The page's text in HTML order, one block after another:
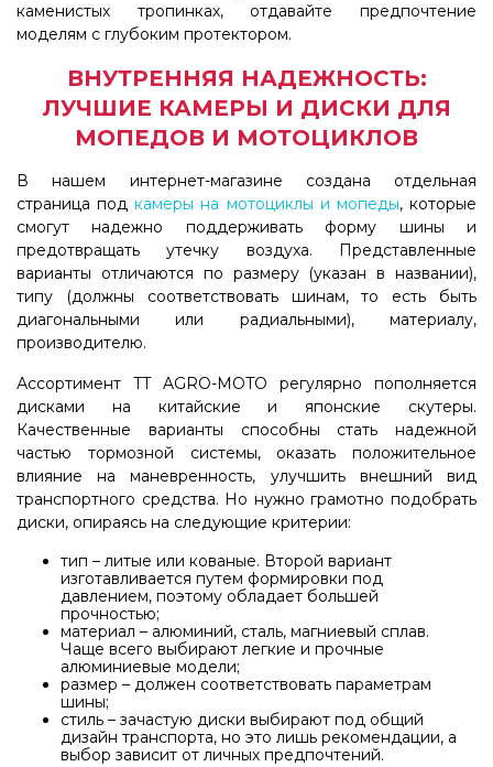
каменистых тропинках, отдавайте предпочтение
моделям с глубоким протектором.
ВНУТРЕННЯЯ НАДЕЖНОСТЬ:
ЛУЧШИЕ КАМЕРЫ И ДИСКИ ДЛЯ
МОПЕДОВ И МОТОЦИКЛОВ
В нашем интернет-магазине создана отдельная
страница подкамеры на мотоциклы и мопеды, которые
смогут надежно поддерживать форму шины и
предотвращать утечку воздуха. Представленные
варианты отличаются по размеру (указан в названии),
типу (должны соответствовать шинам, то есть быть
диагональными или радиальными), материалу,
производителю.
Ассортимент TT AGRO-MOTO регулярно пополняется
дисками на китайские и японские скутеры.
Качественные варианты способны стать надежной
частью тормозной системы, оказать положительное
влияние на маневренность, улучшить внешний вид
транспортного средства. Но нужно грамотно подобрать
диски, опираясь на следующие критерии:
тип – литые или кованые. Второй вариант
изготавливается путем формировки под
давлением, поэтому обладает большей
прочностью;
материал – алюминий, сталь, магниевый сплав.
Чаще всего выбирают легкие и прочные
алюминиевые модели;
размер – должен соответствовать параметрам
шины;
стиль – зачастую диски выбирают под общий
дизайн транспорта, но это лишь рекомендации, а
выбор зависит от личных предпочтений.